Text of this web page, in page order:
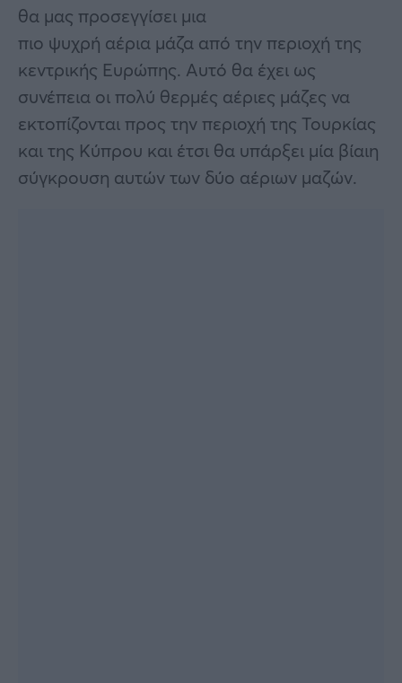
θα μας προσεγγίσει μια
πιο ψυχρή αέρια μάζα από την περιοχή της
κεντρικής Ευρώπης. Αυτό θα έχει ως
συνέπεια οι πολύ θερμές αέριες μάζες να
εκτοπίζονται προς την περιοχή της Τουρκίας
και της Κύπρου και έτσι θα υπάρξει μία βίαιη
σύγκρουση αυτών των δύο αέριων μαζών.